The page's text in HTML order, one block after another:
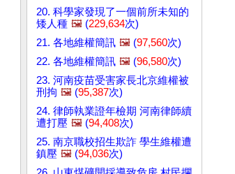
20. 科學家發現了一個前所未知的
矮人種 🖼️ (229,634次)
21. 各地維權簡訊 🖼️ (97,560次)
22. 各地維權簡訊 🖼️ (96,580次)
23. 河南疫苗受害家長北京維權被
刑拘 🖼️ (95,387次)
24. 律師執業證年檢期 河南律師續
遭打壓 🖼️ (94,408次)
25. 南京職校招生欺詐 學生維權遭
鎮壓 🖼️ (94,036次)